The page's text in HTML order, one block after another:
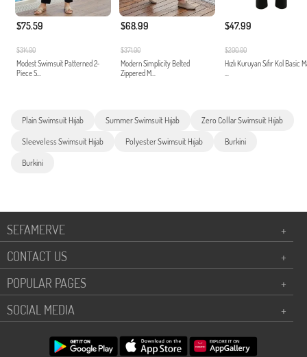
$75.59
$314.00
Modest Swimsuit Patterned 2-
Piece S...
$68.99
$371.00
Modern Simplicity Belted
Zippered M...
$47.99
$200.00
Hızlı Kuruyan Sıfır Kol Basic
...
Plain Swimsuit Hıjab Summer Swimsuit Hıjab Zero Collar Swimsuit Hıjab
Sleeveless Swimsuit Hıjab Polyester Swimsuit Hıjab Burkini
Burkini
SEFAMERVE
+
CONTACT US
+
POPULAR PAGES
+
SOCIAL MEDIA
+